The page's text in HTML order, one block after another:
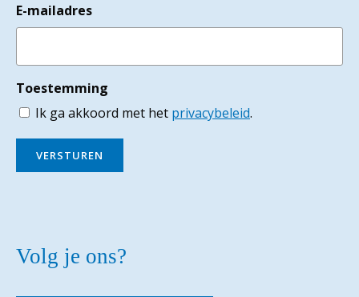
E-mailadres
Toestemming
Ik ga akkoord met het privacybeleid.
VERSTUREN
Volg je ons?